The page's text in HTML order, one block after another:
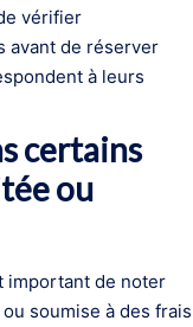
vérifier
avant de réserver
à leurs
certains
ou
important de noter
soumise à des frais